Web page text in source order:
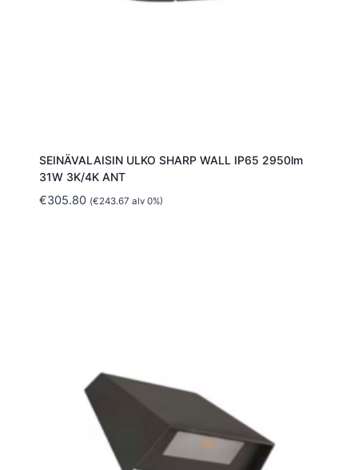
SEINÄVALAISIN ULKO SHARP WALL IP65 2950lm
31W 3K/4K ANT
€305.80 (€243.67 alv 0%)